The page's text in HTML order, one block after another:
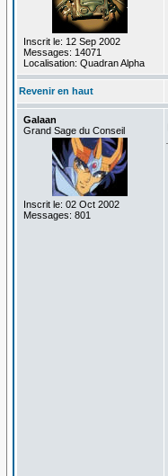
Inscrit le: 12 Sep 2002
Messages: 14071
Localisation: Quadran Alpha
Revenir en haut
Galaan
Grand Sage du Conseil
Inscrit le: 02 Oct 2002
Messages: 801